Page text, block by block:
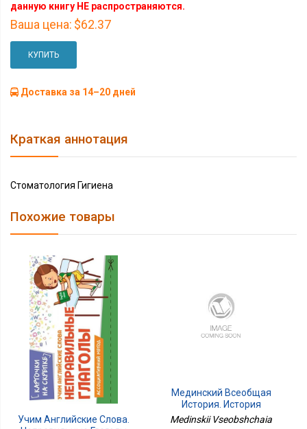
данную книгу НЕ распространяются.
Ваша цена: $62.37
КУПИТЬ
Доставка за 14–20 дней
Краткая аннотация
Стоматология Гигиена
Похожие товары
Учим Английские Слова.
Мединский Всеобщая
История. История
Средних Веков. 6 Кл.
Medinskii Vseobshchaia